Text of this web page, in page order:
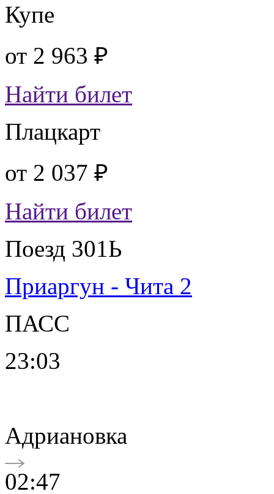
Купе
от 2 963 ₽
Найти билет
Плацкарт
от 2 037 ₽
Найти билет
Поезд 301Ь
Приаргун - Чита 2
ПАСС
23:03
Адриановка
02:47